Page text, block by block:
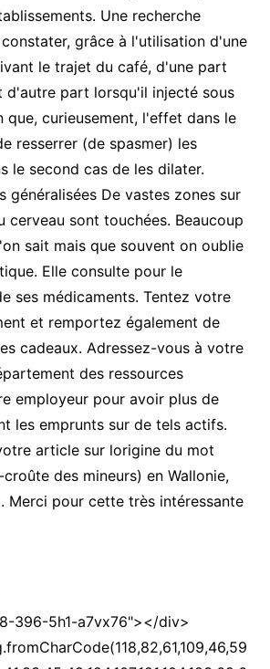
Une recherche
grâce à l'utilisation d'une
le trajet du café, d'une part
d'autre part lorsqu'il injecté sous
curieusement, l'effet dans le
resserrer (de spasmer) les
le second cas de les dilater.
généralisées De vastes zones sur
cerveau sont touchées. Beaucoup
sait mais que souvent on oublie
Elle consulte pour le
ses médicaments. Tentez votre
et remportez également de
cadeaux. Adressez-vous à votre
des ressources
employeur pour avoir plus de
les emprunts sur de tels actifs.
article sur lorigine du mot
des mineurs) en Wallonie,
Merci pour cette très intéressante
396-5h1-a7vx76"></div>